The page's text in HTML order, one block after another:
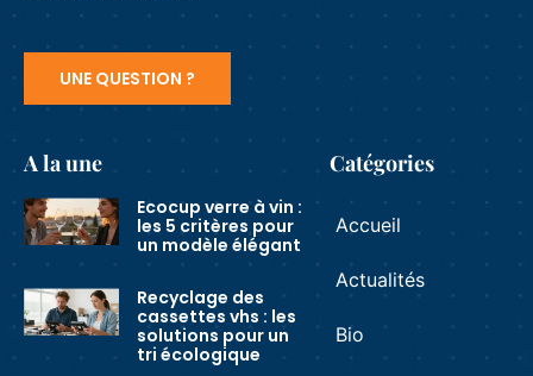
UNE QUESTION ?
A la une
Ecocup verre à vin :
les 5 critères pour
un modèle élégant
Recyclage des
cassettes vhs : les
solutions pour un
tri écologique
Catégories
Accueil
Actualités
Bio